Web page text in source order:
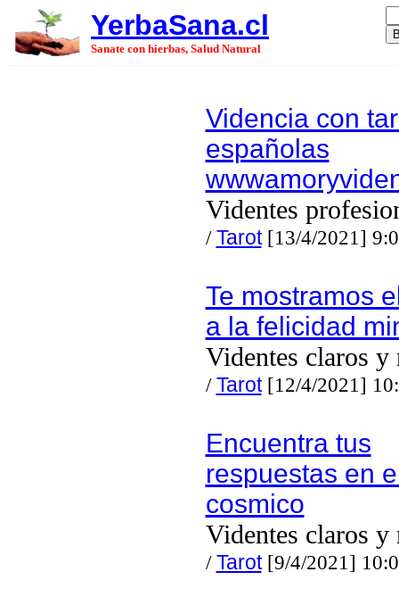
YerbaSana.cl
Sanate con hierbas, Salud Natural
Videncia con
españolas
Videntes
/Tarot[13/4/2021]
Te mostramos
a la felicidad
Videntes claros y
/Tarot[12/4/2021]
Encuentra tus
respuestas en
cosmico
Videntes claros y
/Tarot[9/4/2021]